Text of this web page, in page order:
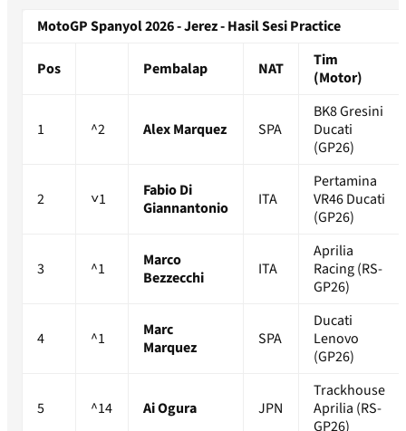
MotoGP Spanyol 2026 - Jerez - Hasil Sesi Practice
Pos Pembalap NAT
Tim
(Motor)
1 ^2 Alex Marquez SPA
BK8 Gresini
Ducati
(GP26)
2 ˅1
Fabio Di
Giannantonio
ITA
Pertamina
VR46 Ducati
(GP26)
3 ^1
Marco
Bezzecchi
ITA
Aprilia
Racing (RS-
GP26)
4 ^1
Marc
Marquez
SPA
Ducati
Lenovo
(GP26)
5 ^14 Ai Ogura JPN
Trackhouse
Aprilia (RS-
GP26)